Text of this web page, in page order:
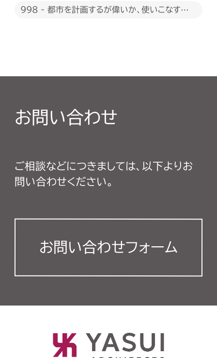
998 - 都市を計画するが偉いか、使いこなすが
お問い合わせ
ご相談などにつきましては、以下よりお
問い合わせください。
お問い合わせフォーム